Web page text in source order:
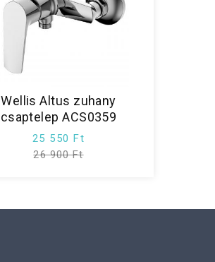
Wellis Altus zuhany
csaptelep ACS0359
25 550 Ft
26 900 Ft